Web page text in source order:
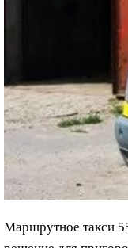
Маршрутное такси